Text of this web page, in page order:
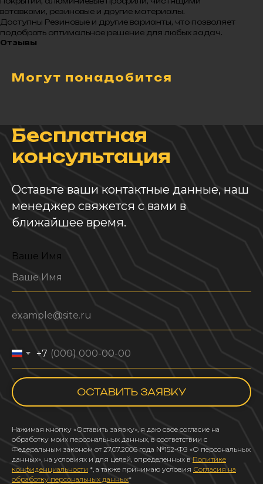
вставками, резиновые и другие материалы.
Доступны Резиновые и другие варианты, что позволяет
подобрать оптимальное решение для любых задач.
Отзывы
Могут понадобится
Бесплатная
консультация
Оставьте ваши контактные данные, наш
менеджер свяжется с вами в
ближайшее время.
Ваше Имя
+7
ОСТАВИТЬ ЗАЯВКУ
Нажимая кнопку «Оставить заявку», я даю свое согласие на
обработку моих персональных данных, в соответствии с
Федеральным законом от 27.07.2006 года №152-ФЗ «О персональных
данных», на условиях и для целей, определенных в Политике
конфиденциальности *, а также принимаю условия Согласия на
обработку персональных данных*